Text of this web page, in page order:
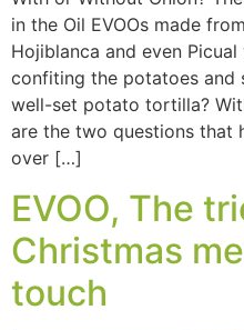
in the Oil EVOOs made
Hojiblanca and even
confiting the potatoes
well-set potato tortilla?
are the two questions that
over […]
EVOO, The
Christmas
touch